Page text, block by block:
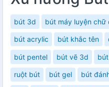
bút 3d bút máy luyện chữ
bút acrylic bút khắc tên
bút pentel bút vẽ 3d
ruột bút bút gel bút